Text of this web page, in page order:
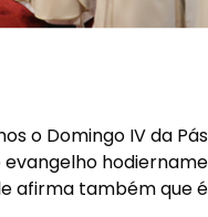
o Domingo IV da
evangelho
afirma também que